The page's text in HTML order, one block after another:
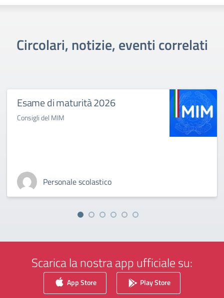
Circolari, notizie, eventi correlati
Esame di maturità 2026
Consigli del MIM
Personale scolastico
Scarica la nostra app ufficiale su:
App Store Play Store